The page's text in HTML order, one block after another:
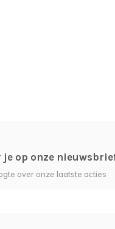
op onze
over onze laatste acties